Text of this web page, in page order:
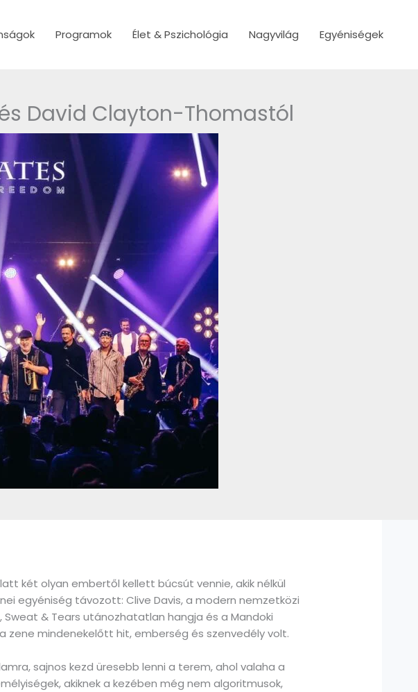
Programok Élet & Pszichológia Nagyvilág Egyéniségek
David Clayton-Thomastól
két olyan embertől kellett búcsút vennie, akik nélkül
egyéniség távozott: Clive Davis, a modern nemzetközi
& Tears utánozhatatlan hangja és a Mandoki
zene mindenekelőtt hit, emberség és szenvedély volt.
sajnos kezd üresebb lenni a terem, ahol valaha a
akiknek a kezében még nem algoritmusok,